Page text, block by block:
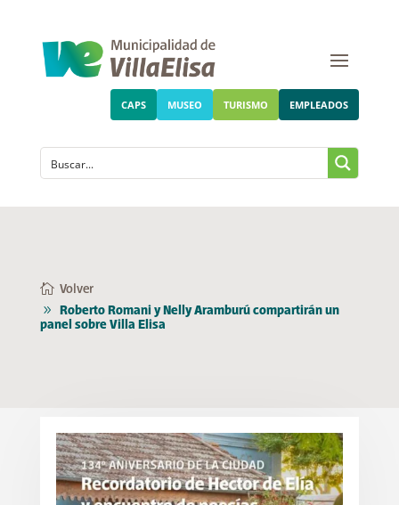
CAPS MUSEO TURISMO EMPLEADOS
Volver
Roberto Romani y Nelly Aramburú compartirán un
panel sobre Villa Elisa